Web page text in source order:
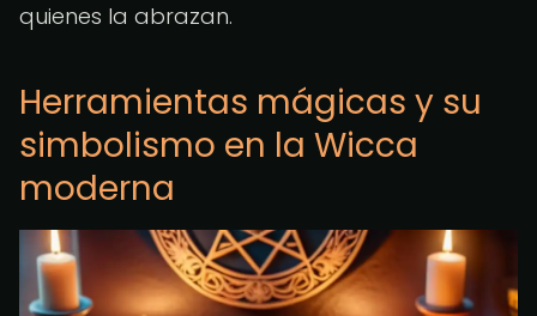
quienes la abrazan.
Herramientas mágicas y su
simbolismo en la Wicca
moderna